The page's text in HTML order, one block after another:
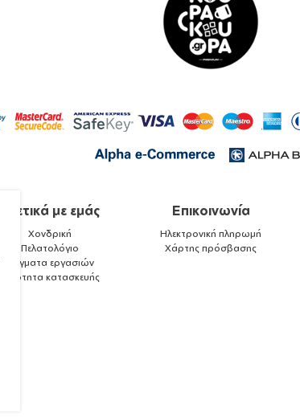
Σχετικά με εμάς
Χονδρική
Πελατολόγιο
Δείγματα εργασιών
Ποιότητα κατασκευής
Επικοινωνία
Ηλεκτρονική πληρωμή
Χάρτης πρόσβασης